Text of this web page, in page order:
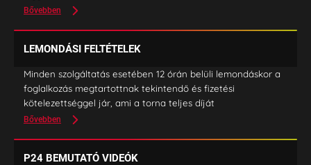
Bővebben
LEMONDÁSI FELTÉTELEK
Minden szolgáltatás esetében 12 órán belüli lemondáskor a
foglalkozás megtartottnak tekintendő és fizetési
kötelezettséggel jár, ami a torna teljes díját
Bővebben
P24 BEMUTATÓ VIDEÓK